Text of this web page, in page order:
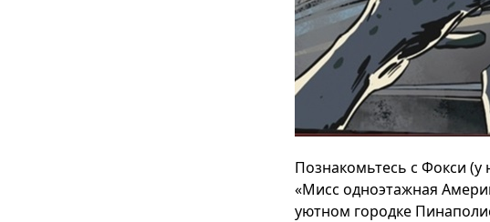
Познакомьтесь с Фокси
«Мисс одноэтажная
уютном городке